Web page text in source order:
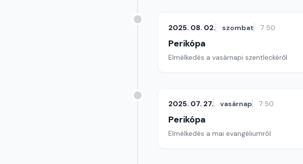
2025. 08. 02. szombat 7:50
Perikópa
Elmélkedés a vasárnapi szentleckéről
2025. 07. 27. vasárnap 7:50
Perikópa
Elmélkedés a mai evangéliumról